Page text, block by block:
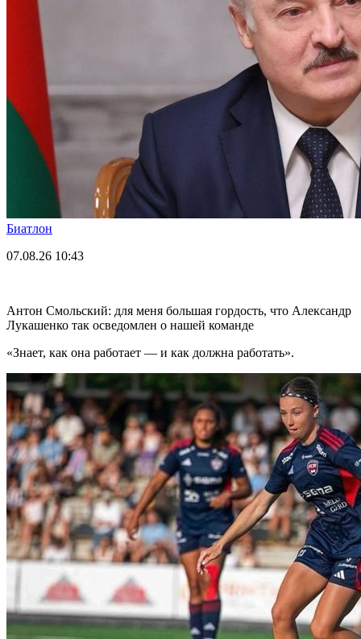
Биатлон
07.08.26 10:43
Антон Смольский: для меня большая гордость, что Александр
Лукашенко так осведомлен о нашей команде
«Знает, как она работает — и как должна работать».